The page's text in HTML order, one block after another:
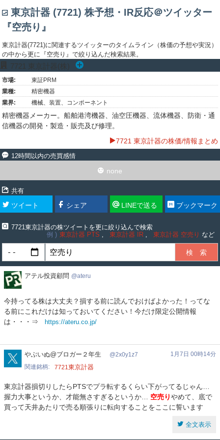
東京計器 (7721) 株予想・IR反応＠ツイッター
『空売り』
東京計器(7721)に関連するツイッターのタイムライン（株価の予想や実況）
の中から更に『空売り』で絞り込んだ検索結果。
7721 東京計器(株)
市場:
東証PRM
業種:
精密機器
業界:
機械、装置、コンポーネント
精密機器メーカー。船舶港湾機器、油空圧機器、流体機器、防衛・通
信機器の開発・製造・販売及び修理。
7721 東京計器の株価/情報まとめ
12時間以内の売買感情
none
共有
ツイート シェア LINEで送る ブックマーク
7721東京計器の株ツイートを更に絞り込んで検索
例
東京計器 PTS 東京計器 IR 東京計器 空売り など
ア
投
資
顧
アテル投資顧問 ateru
今持ってる株は大丈夫？損する前に読んでおけばよかった！ってな
る前にこれだけは知っておいてください！今だけ限定公開情報
は・・・⇒
https://ateru.co.jp/
2x0y1z7
やぶいぬ@ブロガー２年生 2x0y1z7
1月7日 00時14分
関連銘柄
7721東京計器
東京計器損切りしたらPTSでプラ転するくらい下がってるじゃん…
握力大事というか、才能無さすぎるというか… 空売りやめて、底で
買って天井あたりで売る順張りに転向することをここに誓います
全文表示